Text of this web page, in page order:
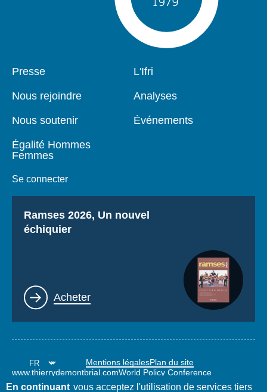
Pied
Presse
Nous rejoindre
Nous soutenir
Égalité Hommes
Femmes
Se connecter
Navigation
L'Ifri
Analyses
Événements
Titre
Ramses 2026, Un nouvel
échiquier
Lien
Acheter
Mentions légalesPlan du site
www.thierrydemontbrial.comWorld Policy Conference
En continuant vous acceptez l'utilisation de services tiers